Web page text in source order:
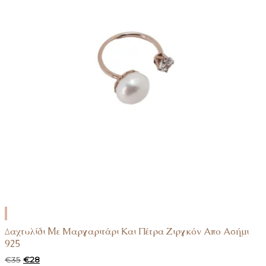
ΣΤΟ
ΚΑΛΆΘΙ
Δαχτυλίδι Mε Μαργαριτάρι Και Πέτρα Ζιργκόν Απο Ασήμι
925
€35 Original
€28Η